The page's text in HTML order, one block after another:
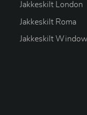
Jakkeskilt London
Jakkeskilt Roma
Jakkeskilt Window